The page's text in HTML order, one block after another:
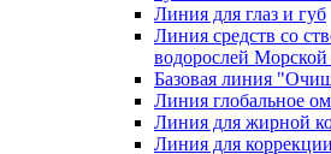
Линия для глаз и губ
Линия средств со
водорослей
Базовая линия
Линия глобальное
Линия для жирной
Линия для